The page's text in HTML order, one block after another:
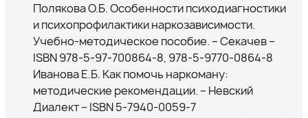
Полякова О.Б. Особенности психодиагностики
и психопрофилактики наркозависимости.
Учебно-методическое пособие. – Секачев –
ISBN 978-5-97-700864-8, 978-5-9770-0864-8
Иванова Е.Б. Как помочь наркоману:
методические рекомендации. – Невский
Диалект – ISBN 5-7940-0059-7